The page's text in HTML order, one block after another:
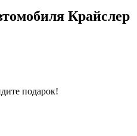
Крайслер
подарок!